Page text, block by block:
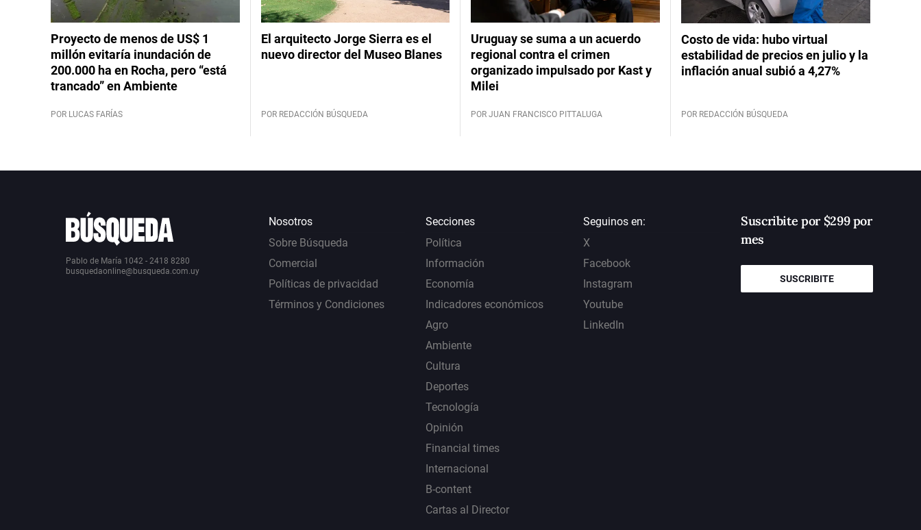
Proyecto de menos de US$ 1
millón evitaría inundación de
200.000 ha en Rocha, pero “está
trancado” en Ambiente
POR LUCAS FARÍAS
El arquitecto Jorge Sierra es el
nuevo director del Museo Blanes
POR REDACCIÓN BÚSQUEDA
Uruguay se suma a un acuerdo
regional contra el crimen
organizado impulsado por Kast y
Milei
POR JUAN FRANCISCO PITTALUGA
Costo de vida: hubo virtual
estabilidad de precios en julio y la
inflación anual subió a 4,27%
POR REDACCIÓN BÚSQUEDA
Pablo de María 1042 - 2418 8280
busquedaonline@busqueda.com.uy
Nosotros
Sobre Búsqueda
Comercial
Políticas de privacidad
Términos y Condiciones
Secciones
Política
Información
Economía
Indicadores económicos
Agro
Ambiente
Cultura
Deportes
Tecnología
Opinión
Financial times
Internacional
B-content
Cartas al Director
Seguinos en:
X
Facebook
Instagram
Youtube
LinkedIn
Suscribite por $299 por
mes
SUSCRIBITE